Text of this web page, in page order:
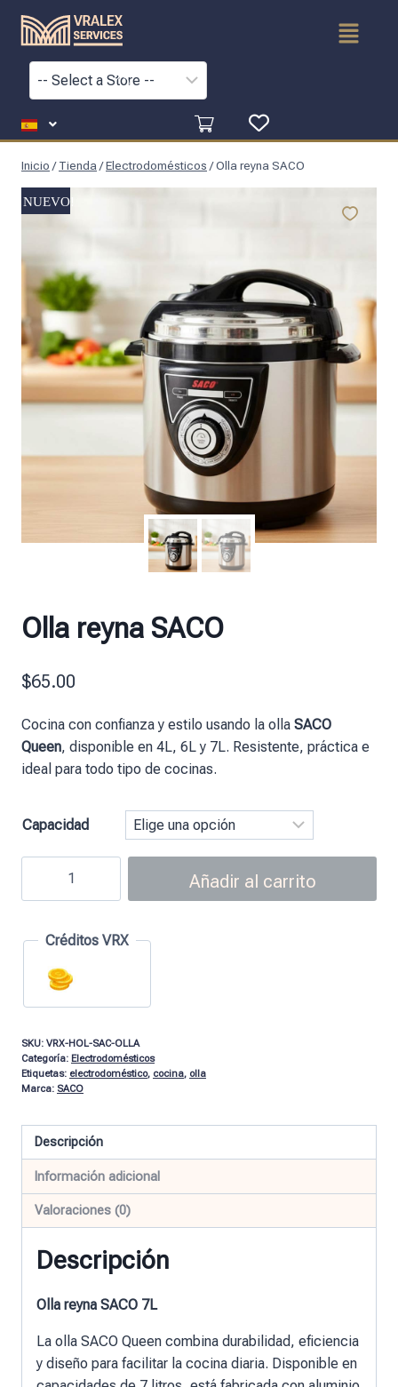
Inicio / Tienda/Electrodomésticos /Olla reyna SACO
NUEVO!
Olla reyna SACO
$65.00
Cocina con confianza y estilo usando la olla SACO
Queen, disponible en 4L, 6L y 7L. Resistente, práctica e
ideal para todo tipo de cocinas.
Capacidad
Añadir al carrito
Créditos VRX
SKU: VRX-HOL-SAC-OLLA
Categoría: Electrodomésticos
Etiquetas: electrodoméstico, cocina, olla
Marca: SACO
Descripción
Información adicional
Valoraciones (0)
Descripción
Olla reyna SACO 7L
La olla SACO Queen combina durabilidad, eficiencia
y diseño para facilitar la cocina diaria. Disponible en